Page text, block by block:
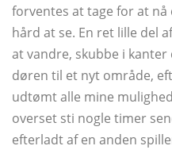
forventes at tage for at
hård at se. En ret lille del
at vandre, skubbe i
døren til et nyt område,
udtømt alle mine
overset sti nogle timer
efterladt af en anden